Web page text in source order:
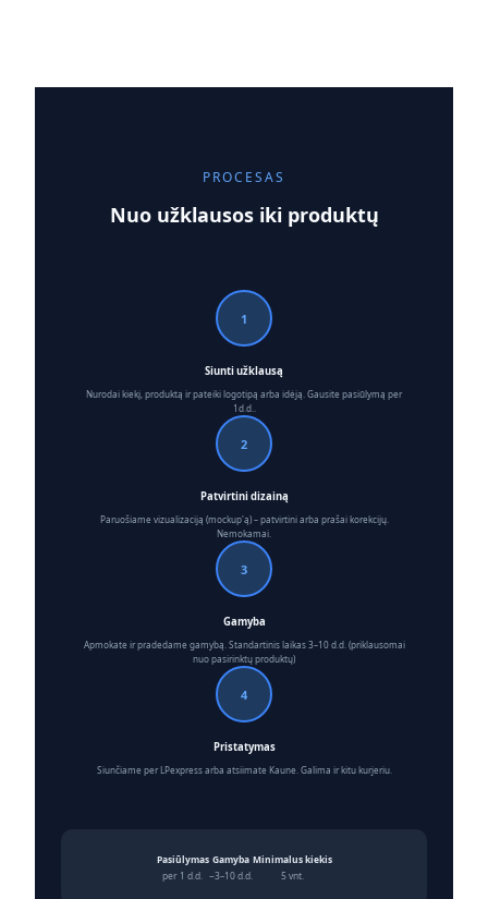
PROCESAS
Nuo užklausos iki produktų
1
Siunti užklausą
Nurodai kiekį, produktą ir pateiki logotipą arba idėją. Gausite pasiūlymą per
1d.d..
2
Patvirtini dizainą
Paruošiame vizualizaciją (mockup'ą) – patvirtini arba prašai korekcijų.
Nemokamai.
3
Gamyba
Apmokate ir pradedame gamybą. Standartinis laikas 3–10 d.d. (priklausomai
nuo pasirinktų produktų)
4
Pristatymas
Siunčiame per LPexpress arba atsiimate Kaune. Galima ir kitu kurjeriu.
Pasiūlymas
per 1 d.d.
Gamyba
~3–10 d.d.
Minimalus kiekis
5 vnt.